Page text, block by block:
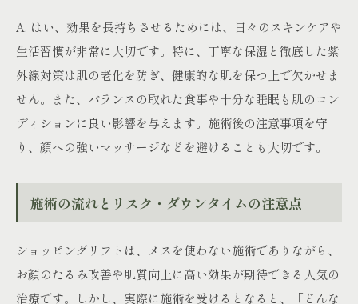
A. はい、効果を長持ちさせるためには、日々のスキンケアや
生活習慣が非常に大切です。特に、丁寧な保湿と徹底した紫
外線対策は肌の老化を防ぎ、健康的な肌を保つ上で欠かせま
せん。また、バランスの取れた食事や十分な睡眠も肌のコン
ディションに良い影響を与えます。施術後の注意事項を守
り、顔への強いマッサージなどを避けることも大切です。
施術の流れとリスク・ダウンタイムの注意点
ショッピングリフトは、メスを使わない施術でありながら、
お顔のたるみ改善や肌質向上に高い効果が期待できる人気の
治療です。しかし、実際に施術を受けるとなると、「どんな